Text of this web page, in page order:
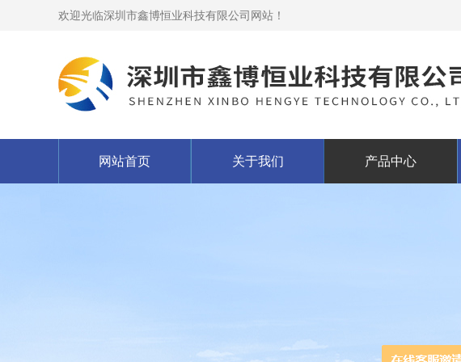
欢迎光临深圳市鑫博恒业科技有限公司网站！
网站首页 关于我们 产品中心